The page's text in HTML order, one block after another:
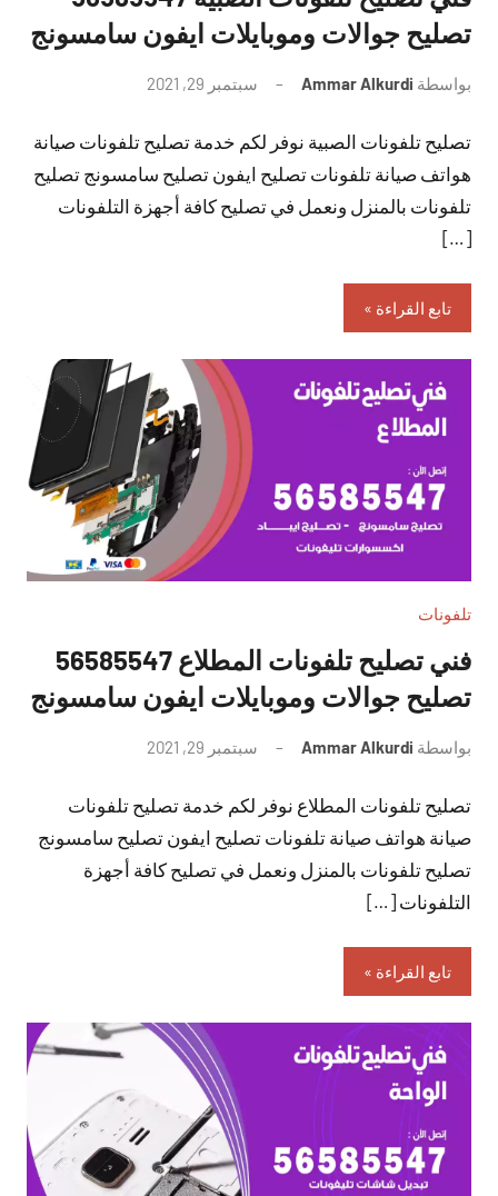
تصليح جوالات وموبايلات ايفون سامسونج
بواسطة Ammar Alkurdi سبتمبر 29, 2021
تعليقات
تصليح تلفونات الصبية نوفر لكم خدمة تصليح تلفونات صيانة
هواتف صيانة تلفونات تصليح ايفون تصليح سامسونج تصليح
تلفونات بالمنزل ونعمل في تصليح كافة أجهزة التلفونات
[…]
تابع القراءة
تلفونات
فني تصليح تلفونات المطلاع 56585547
تصليح جوالات وموبايلات ايفون سامسونج
بواسطة Ammar Alkurdi سبتمبر 29, 2021
تعليقات
تصليح تلفونات المطلاع نوفر لكم خدمة تصليح تلفونات
صيانة هواتف صيانة تلفونات تصليح ايفون تصليح سامسونج
تصليح تلفونات بالمنزل ونعمل في تصليح كافة أجهزة
التلفونات […]
تابع القراءة